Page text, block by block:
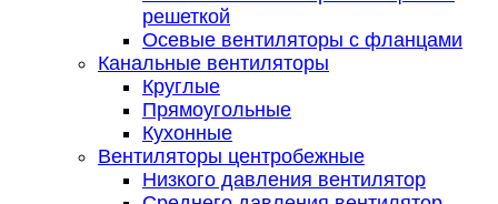
решеткой
Осевые вентиляторы с фланцами
Канальные вентиляторы
Круглые
Прямоугольные
Кухонные
Вентиляторы центробежные
Низкого давления вентилятор